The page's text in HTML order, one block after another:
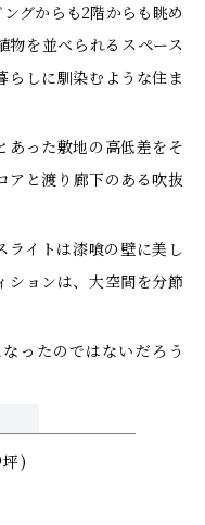
グからも2階からも眺め
物を並べられるスペース
らしに馴染むような住ま
あった敷地の高低差をそ
アと渡り廊下のある吹抜
ライトは漆喰の壁に美し
ションは、大空間を分節
ったのではないだろう
)